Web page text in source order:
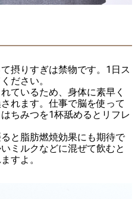
摂りすぎは禁物です。1日ス
ださい。
ているため、身体に素早く
れます。仕事で脳を使って
ちみつを1杯舐めるとリフレ
と脂肪燃焼効果にも期待で
ミルクなどに混ぜて飲むと
すよ。